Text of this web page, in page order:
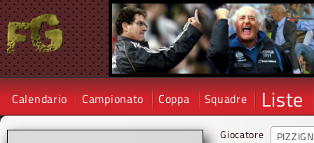
Calendario Campionato Coppa Squadre Liste
Giocatore